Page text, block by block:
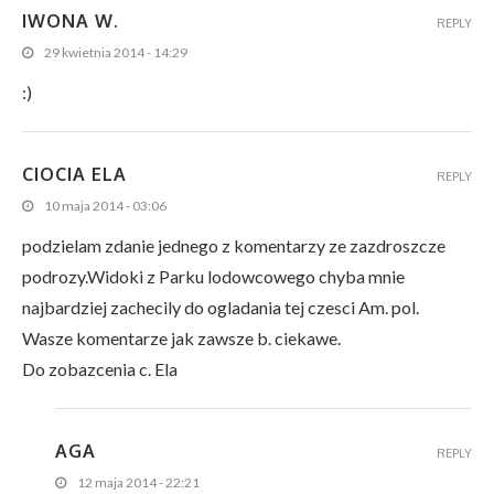
IWONA W.
29 kwietnia 2014 - 14:29
:)
REPLY
CIOCIA ELA
10 maja 2014 - 03:06
podzielam zdanie jednego z komentarzy ze zazdroszcze
podrozy.Widoki z Parku lodowcowego chyba mnie
najbardziej zachecily do ogladania tej czesci Am. pol.
Wasze komentarze jak zawsze b. ciekawe.
Do zobazcenia c. Ela
REPLY
AGA
12 maja 2014 - 22:21
REPLY